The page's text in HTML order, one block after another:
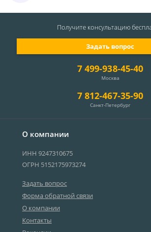
О компании
ИНН 9247310675
ОГРН 5152175973274
Задать вопрос
Форма обратной связи
О компании
Контакты
7 499-938-45-40
Москва
7 812-467-35-90
Санкт-Петербург
Задать вопрос
Получите консультацию